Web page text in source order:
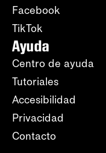
Facebook
TikTok
Ayuda
Centro de ayuda
Tutoriales
Accesibilidad
Privacidad
Contacto